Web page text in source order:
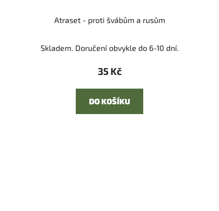
Atraset - proti švábům a rusům
Skladem. Doručení obvykle do 6-10 dní.
35 Kč
DO KOŠÍKU